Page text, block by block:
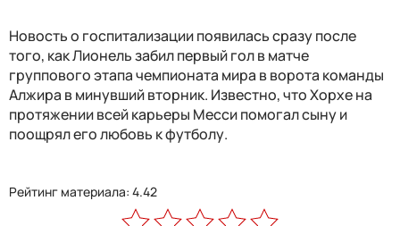
Новость о госпитализации появилась сразу после
того, как Лионель забил первый гол в матче
группового этапа чемпионата мира в ворота команды
Алжира в минувший вторник. Известно, что Хорхе на
протяжении всей карьеры Месси помогал сыну и
поощрял его любовь к футболу.
Рейтинг материала: 4.42